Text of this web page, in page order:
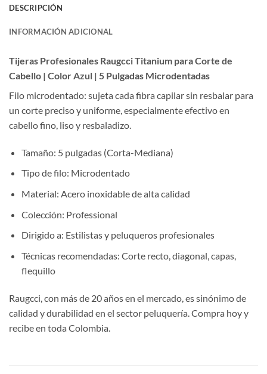
DESCRIPCIÓN
INFORMACIÓN ADICIONAL
Tijeras Profesionales Raugcci Titanium para Corte de
Cabello | Color Azul | 5 Pulgadas Microdentadas
Filo microdentado: sujeta cada fibra capilar sin resbalar para
un corte preciso y uniforme, especialmente efectivo en
cabello fino, liso y resbaladizo.
Tamaño: 5 pulgadas (Corta-Mediana)
Tipo de filo: Microdentado
Material: Acero inoxidable de alta calidad
Colección: Professional
Dirigido a: Estilistas y peluqueros profesionales
Técnicas recomendadas: Corte recto, diagonal, capas,
flequillo
Raugcci, con más de 20 años en el mercado, es sinónimo de
calidad y durabilidad en el sector peluquería. Compra hoy y
recibe en toda Colombia.